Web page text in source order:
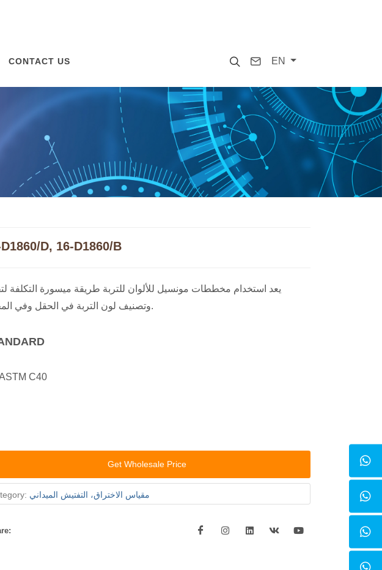
SearchContact
EN
CONTACT US
D, 16-D1860/B
يعد استخدام مخططات مونسيل للألوان للتربة طريقة ميسورة التكلفة
وتصنيف لون التربة في الحقل وفي المختبر.
C40
Get Wholesale Price
مقياس الاختراق، التفتيش الميداني